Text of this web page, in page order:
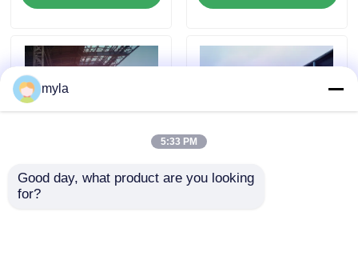
Kwaliteitscontrole
Contacteer ons
Nieuws
Grootschalige
myla
5:33 PM
Good day, what product are you looking
for?